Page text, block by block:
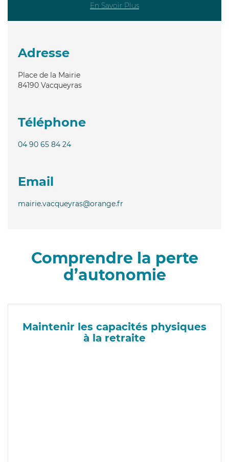
En Savoir Plus
Adresse
Place de la Mairie
84190 Vacqueyras
Téléphone
04 90 65 84 24
Email
mairie.vacqueyras@orange.fr
Comprendre la perte
d’autonomie
Maintenir les capacités physiques
à la retraite